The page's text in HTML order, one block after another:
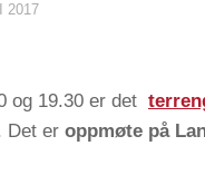
2017
og 19.30 er det
Det er oppmøte på